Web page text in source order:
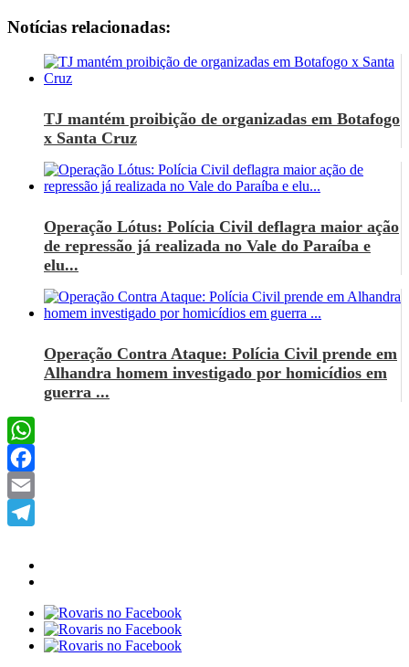
Notícias relacionadas:
TJ mantém proibição de organizadas em Botafogo
x Santa Cruz
Operação Lótus: Polícia Civil deflagra maior ação
de repressão já realizada no Vale do Paraíba e
elu...
Operação Contra Ataque: Polícia Civil prende em
Alhandra homem investigado por homicídios em
guerra ...
WhatsApp
Facebook
Email